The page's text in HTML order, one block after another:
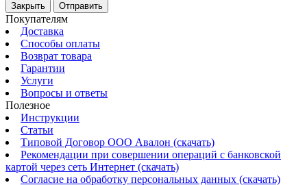
Закрыть Отправить
Покупателям
Доставка
Способы оплаты
Возврат товара
Гарантии
Услуги
Вопросы и ответы
Полезное
Инструкции
Статьи
Типовой Договор ООО Авалон (скачать)
Рекомендации при совершении операций с банковской
картой через сеть Интернет (скачать)
Согласие на обработку персональных данных (скачать)